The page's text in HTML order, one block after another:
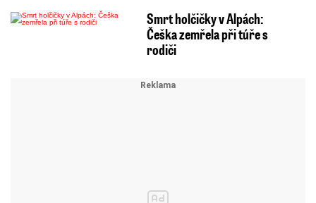
Smrt holčičky v Alpách:
Češka zemřela při túře s
rodiči